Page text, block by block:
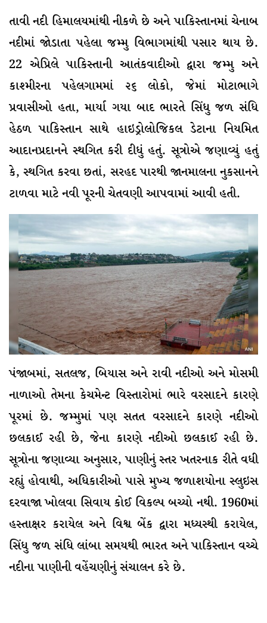
તાવી નદી હિમાલયમાંથી નીકળે છે અને પાકિસ્તાનમાં ચેનાબ
નદીમાં જોડાતા પહેલા જમ્મુ વિભાગમાંથી પસાર થાય છે.
22 એપ્રિલે પાકિસ્તાની આતંકવાદીઓ દ્વારા જમ્મુ અને
કાશ્મીરના પહેલગામમાં ૨૬ લોકો, જેમાં મોટાભાગે
પ્રવાસીઓ હતા, માર્યા ગયા બાદ ભારતે સિંધુ જળ સંધિ
હેઠળ પાકિસ્તાન સાથે હાઇડ્રોલોજિકલ ડેટાના નિયમિત
આદાનપ્રદાનને સ્થગિત કરી દીધું હતું. સૂત્રોએ જણાવ્યું હતું
કે, સ્થગિત કરવા છતાં, સરહદ પારથી જાનમાલના નુકસાનને
ટાળવા માટે નવી પૂરની ચેતવણી આપવામાં આવી હતી.
પંજાબમાં, સતલજ, બિયાસ અને રાવી નદીઓ અને મોસમી
નાળાઓ તેમના કેચમેન્ટ વિસ્તારોમાં ભારે વરસાદને કારણે
પૂરમાં છે. જમ્મુમાં પણ સતત વરસાદને કારણે નદીઓ
છલકાઈ રહી છે, જેના કારણે નદીઓ છલકાઈ રહી છે.
સૂત્રોના જણાવ્યા અનુસાર, પાણીનું સ્તર ખતરનાક રીતે વધી
રહ્યું હોવાથી, અધિકારીઓ પાસે મુખ્ય જળાશયોના સ્લુઇસ
દરવાજા ખોલવા સિવાય કોઈ વિકલ્પ બચ્યો નથી. 1960માં
હસ્તાક્ષર કરાયેલ અને વિશ્વ બેંક દ્વારા મધ્યસ્થી કરાયેલ,
સિંધુ જળ સંધિ લાંબા સમયથી ભારત અને પાકિસ્તાન વચ્ચે
નદીના પાણીની વહેંચણીનું સંચાલન કરે છે.